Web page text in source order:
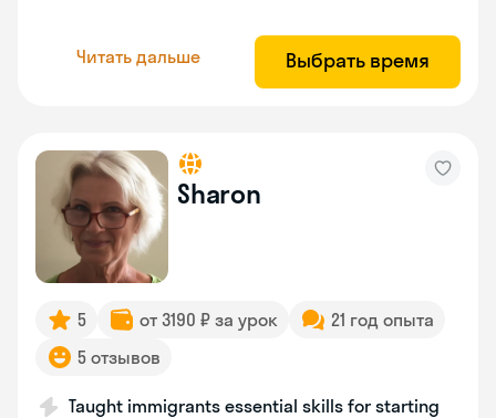
Читать дальше Выбрать время
Sharon
5 от 3190 ₽ за урок
21 год опыта
5 отзывов
Taught immigrants essential skills for starting